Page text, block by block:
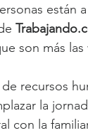
están
son más las
recursos
la
con la